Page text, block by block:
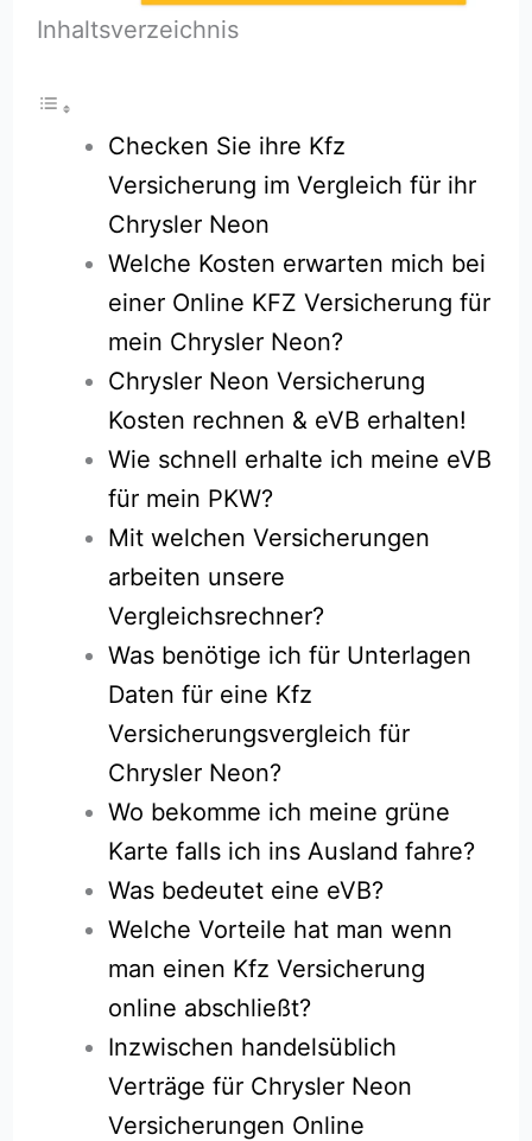
Inhaltsverzeichnis
Checken Sie ihre Kfz
Versicherung im Vergleich für ihr
Chrysler Neon
Welche Kosten erwarten mich bei
einer Online KFZ Versicherung für
mein Chrysler Neon?
Chrysler Neon Versicherung
Kosten rechnen & eVB erhalten!
Wie schnell erhalte ich meine eVB
für mein PKW?
Mit welchen Versicherungen
arbeiten unsere
Vergleichsrechner?
Was benötige ich für Unterlagen
Daten für eine Kfz
Versicherungsvergleich für
Chrysler Neon?
Wo bekomme ich meine grüne
Karte falls ich ins Ausland fahre?
Was bedeutet eine eVB?
Welche Vorteile hat man wenn
man einen Kfz Versicherung
online abschließt?
Inzwischen handelsüblich
Verträge für Chrysler Neon
Versicherungen Online